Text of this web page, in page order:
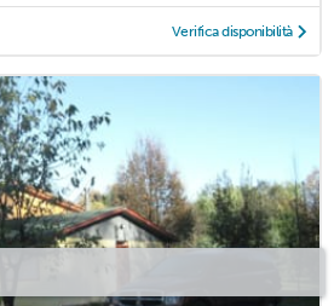
Verifica disponibilità